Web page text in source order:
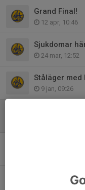
Grand Final!
12 apr, 10:46
Sjukdomar
24 mar, 12:52
Ståläger med
9 jan, 09:26
Dagens
Helgens